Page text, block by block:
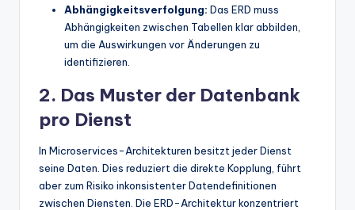
Abhängigkeitsverfolgung: Das ERD muss
Abhängigkeiten zwischen Tabellen klar abbilden,
um die Auswirkungen vor Änderungen zu
identifizieren.
2. Das Muster der Datenbank
pro Dienst
In Microservices-Architekturen besitzt jeder Dienst
seine Daten. Dies reduziert die direkte Kopplung, führt
aber zum Risiko inkonsistenter Datendefinitionen
zwischen Diensten. Die ERD-Architektur konzentriert